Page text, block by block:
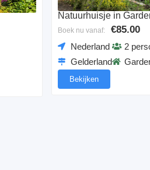
Natuurhuisje in
Boek nu vanaf: €85.00
Nederland
Gelderland
2
Bekijken